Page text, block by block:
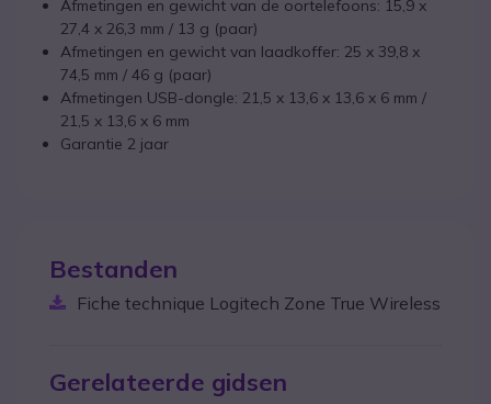
Afmetingen en gewicht van de oortelefoons: 15,9 x
27,4 x 26,3 mm / 13 g (paar)
Afmetingen en gewicht van laadkoffer: 25 x 39,8 x
74,5 mm / 46 g (paar)
Afmetingen USB-dongle: 21,5 x 13,6 x 13,6 x 6 mm /
21,5 x 13,6 x 6 mm
Garantie 2 jaar
Bestanden
Fiche technique Logitech Zone True Wireless
Gerelateerde gidsen